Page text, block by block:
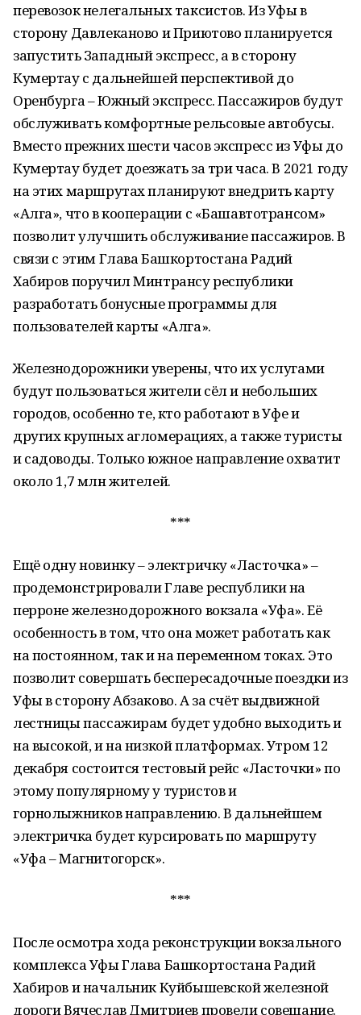
перевозок нелегальных таксистов. Из Уфы в
сторону Давлеканово и Приютово планируется
запустить Западный экспресс, а в сторону
Кумертау с дальнейшей перспективой до
Оренбурга – Южный экспресс. Пассажиров будут
обслуживать комфортные рельсовые автобусы.
Вместо прежних шести часов экспресс из Уфы до
Кумертау будет доезжать за три часа. В 2021 году
на этих маршрутах планируют внедрить карту
«Алга», что в кооперации с «Башавтотрансом»
позволит улучшить обслуживание пассажиров. В
связи с этим Глава Башкортостана Радий
Хабиров поручил Минтрансу республики
разработать бонусные программы для
пользователей карты «Алга».
Железнодорожники уверены, что их услугами
будут пользоваться жители сёл и небольших
городов, особенно те, кто работают в Уфе и
других крупных агломерациях, а также туристы
и садоводы. Только южное направление охватит
около 1,7 млн жителей.
***
Ещё одну новинку – электричку «Ласточка» –
продемонстрировали Главе республики на
перроне железнодорожного вокзала «Уфа». Её
особенность в том, что она может работать как
на постоянном, так и на переменном токах. Это
позволит совершать беспересадочные поездки из
Уфы в сторону Абзаково. А за счёт выдвижной
лестницы пассажирам будет удобно выходить и
на высокой, и на низкой платформах. Утром 12
декабря состоится тестовый рейс «Ласточки» по
этому популярному у туристов и
горнолыжников направлению. В дальнейшем
электричка будет курсировать по маршруту
«Уфа – Магнитогорск».
***
После осмотра хода реконструкции вокзального
комплекса Уфы Глава Башкортостана Радий
Хабиров и начальник Куйбышевской железной
дороги Вячеслав Дмитриев провели совещание.